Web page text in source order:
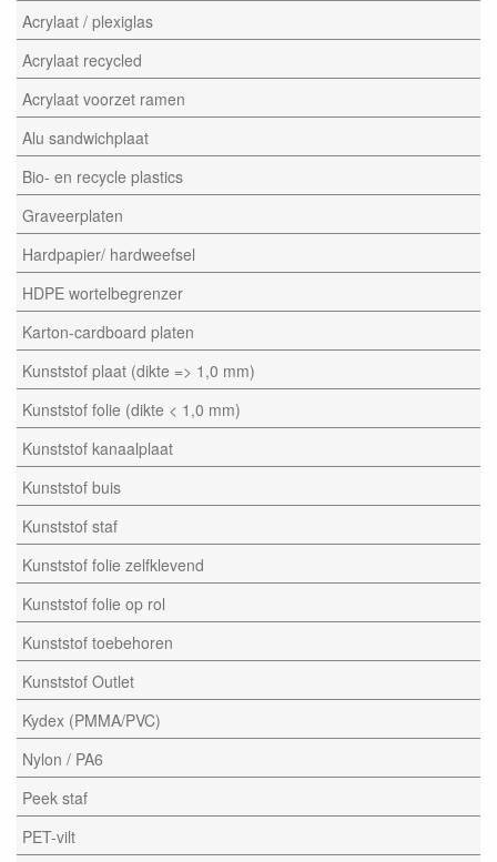
Acrylaat / plexiglas
Acrylaat recycled
Acrylaat voorzet ramen
Alu sandwichplaat
Bio- en recycle plastics
Graveerplaten
Hardpapier/ hardweefsel
HDPE wortelbegrenzer
Karton-cardboard platen
Kunststof plaat (dikte => 1,0 mm)
Kunststof folie (dikte < 1,0 mm)
Kunststof kanaalplaat
Kunststof buis
Kunststof staf
Kunststof folie zelfklevend
Kunststof folie op rol
Kunststof toebehoren
Kunststof Outlet
Kydex (PMMA/PVC)
Nylon / PA6
Peek staf
PET-vilt